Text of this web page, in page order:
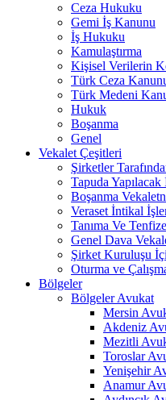
Ceza Hukuku
Gemi İş Kanunu
İş Hukuku
Kamulaştırma
Kişisel Verilerin
Türk Ceza
Türk Medeni
Hukuk
Boşanma
Genel
Vekalet Çeşitleri
Şirketler
Tapuda
Boşanma
Veraset İntikal
Tanıma Ve
Genel Dava
Şirket Kuruluşu
Oturma ve
Bölgeler
Bölgeler Avukat
Mersin
Akdeniz
Mezitli
Toroslar
Yenişehir
Anamur